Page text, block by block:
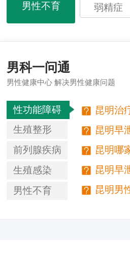
男性不育 弱精症
男科一问通
男性健康中心 解决男性健康问题
性功能障碍
生殖整形
前列腺疾病
生殖感染
男性不育
昆明治
新价格与
昆明早
最新排名
昆明哪
口碑佳？
昆明早
稳妥昆明男